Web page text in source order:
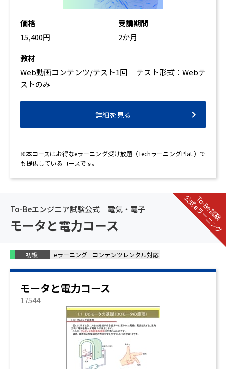
価格
15,400円
受講期間
2か月
教材
Web動画コンテンツ/テスト1回 テスト形式：Webテ
ストのみ
詳細を見る
※本コースはお得なeラーニング受け放題（TechラーニングPlat.）で
も提供しているコースです。
To-Beエンジニア試験公式 電気・電子
モータと電力コース
To-Be試験
公式eラーニング
初級 eラーニング コンテンツレンタル対応
モータと電力コース
17544